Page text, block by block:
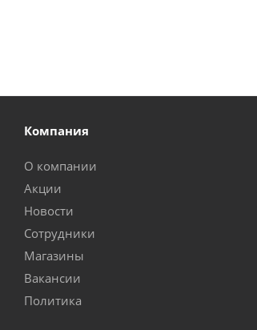
Компания
О компании
Акции
Новости
Сотрудники
Магазины
Вакансии
Политика